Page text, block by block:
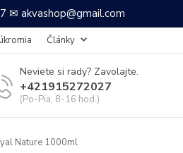
✉ akvashop@gmail.com
Články
Neviete si rady? Zavolajte.
+421915272027
(Po-Pia, 8-16 hod.)
Nature 1000ml